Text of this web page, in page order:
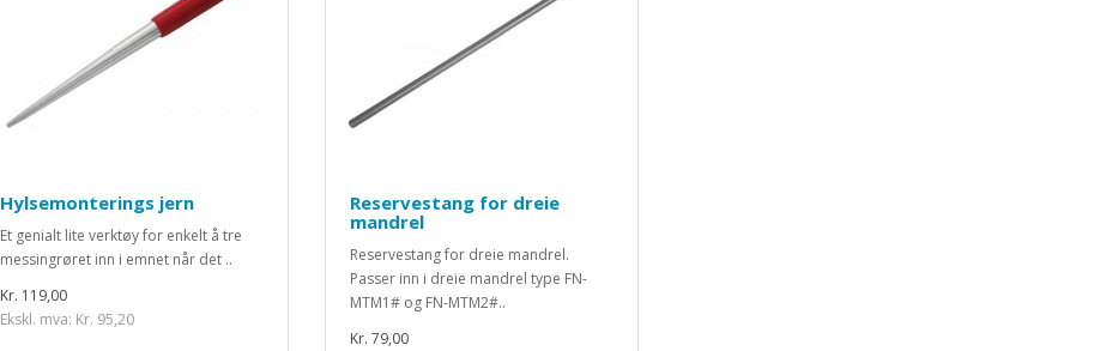
Hylsemonterings jern
Et genialt lite verktøy for enkelt å tre
messingrøret inn i emnet når det ..
Kr. 119,00
Ekskl. mva: Kr. 95,20
Reservestang for dreie
mandrel
Reservestang for dreie mandrel.
Passer inn i dreie mandrel type FN-
MTM1# og FN-MTM2#..
Kr. 79,00